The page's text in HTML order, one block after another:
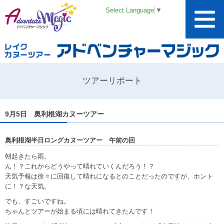
Select Language ▼
ツアーリポート
9月5日 奥利根湖カヌーツアー
奥利根湖半日ロングカヌーツアー 午前の回
朝起きたら雨。
ん！？これからどうやって晴れていくんだろう！？
天気予報は徐々に回復して晴れになるとのことだったのですが、ホント
に！？な天気。
でも、すごいですね。
ちゃんとツアーが始まる頃には晴れてきたんです！